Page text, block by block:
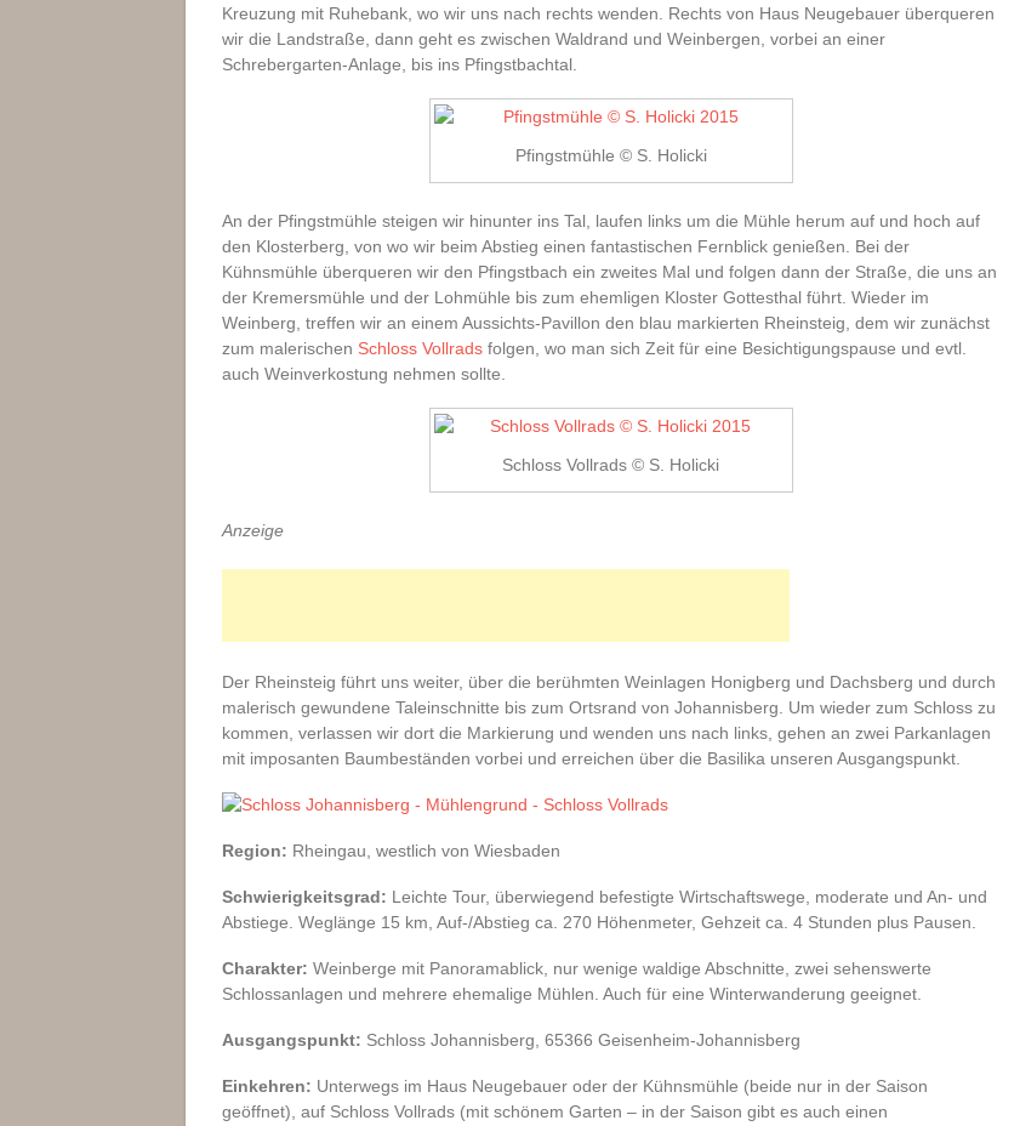
Kreuzung mit Ruhebank, wo wir uns nach rechts wenden. Rechts von Haus Neugebauer überqueren
wir die Landstraße, dann geht es zwischen Waldrand und Weinbergen, vorbei an einer
Schrebergarten-Anlage, bis ins Pfingstbachtal.
Pfingstmühle © S. Holicki
An der Pfingstmühle steigen wir hinunter ins Tal, laufen links um die Mühle herum auf und hoch auf
den Klosterberg, von wo wir beim Abstieg einen fantastischen Fernblick genießen. Bei der
Kühnsmühle überqueren wir den Pfingstbach ein zweites Mal und folgen dann der Straße, die uns an
der Kremersmühle und der Lohmühle bis zum ehemligen Kloster Gottesthal führt. Wieder im
Weinberg, treffen wir an einem Aussichts-Pavillon den blau markierten Rheinsteig, dem wir zunächst
zum malerischen Schloss Vollrads folgen, wo man sich Zeit für eine Besichtigungspause und evtl.
auch Weinverkostung nehmen sollte.
Schloss Vollrads © S. Holicki
Anzeige
Der Rheinsteig führt uns weiter, über die berühmten Weinlagen Honigberg und Dachsberg und durch
malerisch gewundene Taleinschnitte bis zum Ortsrand von Johannisberg. Um wieder zum Schloss zu
kommen, verlassen wir dort die Markierung und wenden uns nach links, gehen an zwei Parkanlagen
mit imposanten Baumbeständen vorbei und erreichen über die Basilika unseren Ausgangspunkt.
Region: Rheingau, westlich von Wiesbaden
Schwierigkeitsgrad: Leichte Tour, überwiegend befestigte Wirtschaftswege, moderate und An- und
Abstiege. Weglänge 15 km, Auf-/Abstieg ca. 270 Höhenmeter, Gehzeit ca. 4 Stunden plus Pausen.
Charakter: Weinberge mit Panoramablick, nur wenige waldige Abschnitte, zwei sehenswerte
Schlossanlagen und mehrere ehemalige Mühlen. Auch für eine Winterwanderung geeignet.
Ausgangspunkt: Schloss Johannisberg, 65366 Geisenheim-Johannisberg
Einkehren: Unterwegs im Haus Neugebauer oder der Kühnsmühle (beide nur in der Saison
geöffnet), auf Schloss Vollrads (mit schönem Garten – in der Saison gibt es auch einen